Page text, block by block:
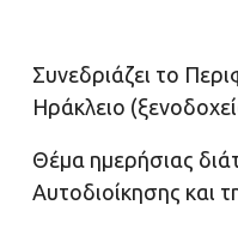
Συνεδριάζει το
Ηράκλειο
Θέμα ημερήσιας
Αυτοδιοίκησης και